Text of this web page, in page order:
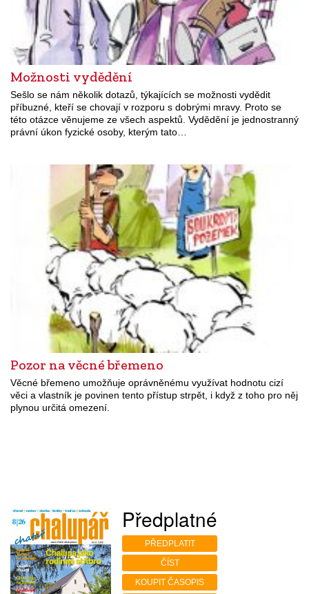
Možnosti vydědění
Sešlo se nám několik dotazů, týkajících se možnosti vydědit
příbuzné, kteří se chovají v rozporu s dobrými mravy. Proto se
této otázce věnujeme ze všech aspektů. Vydědění je jednostranný
právní úkon fyzické osoby, kterým tato…
Pozor na věcné břemeno
Věcné břemeno umožňuje oprávněnému využívat hodnotu cizí
věci a vlastník je povinen tento přístup strpět, i když z toho pro něj
plynou určitá omezení.
Předplatné
PŘEDPLATIT
ČÍST
KOUPIT ČASOPIS